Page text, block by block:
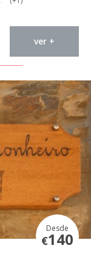
ver +
Desde
€140